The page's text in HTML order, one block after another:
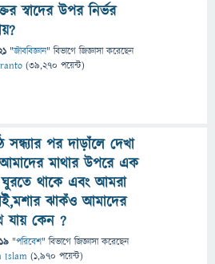
স্বাদের উপর নির্ভর
"জীববিজ্ঞান" বিভাগে জিজ্ঞাসাকরেছেন
(39,270 পয়েন্ট)
সন্ধ্যার পর দাড়াঁলে দেখা
মাথার উপরে এক
থাকে এবং আমরা
ঝাকঁও আমাদের
যায় কেন ?
"পরিবেশ" বিভাগে জিজ্ঞাসাকরেছেন
Islam (1,970 পয়েন্ট)